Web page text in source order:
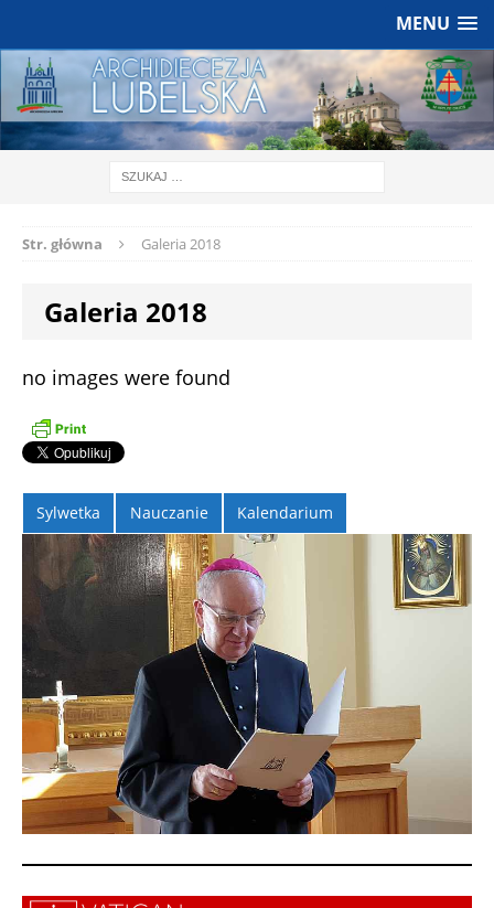
MENU
Str. główna Galeria 2018
Galeria 2018
no images were found
Sylwetka Nauczanie Kalendarium